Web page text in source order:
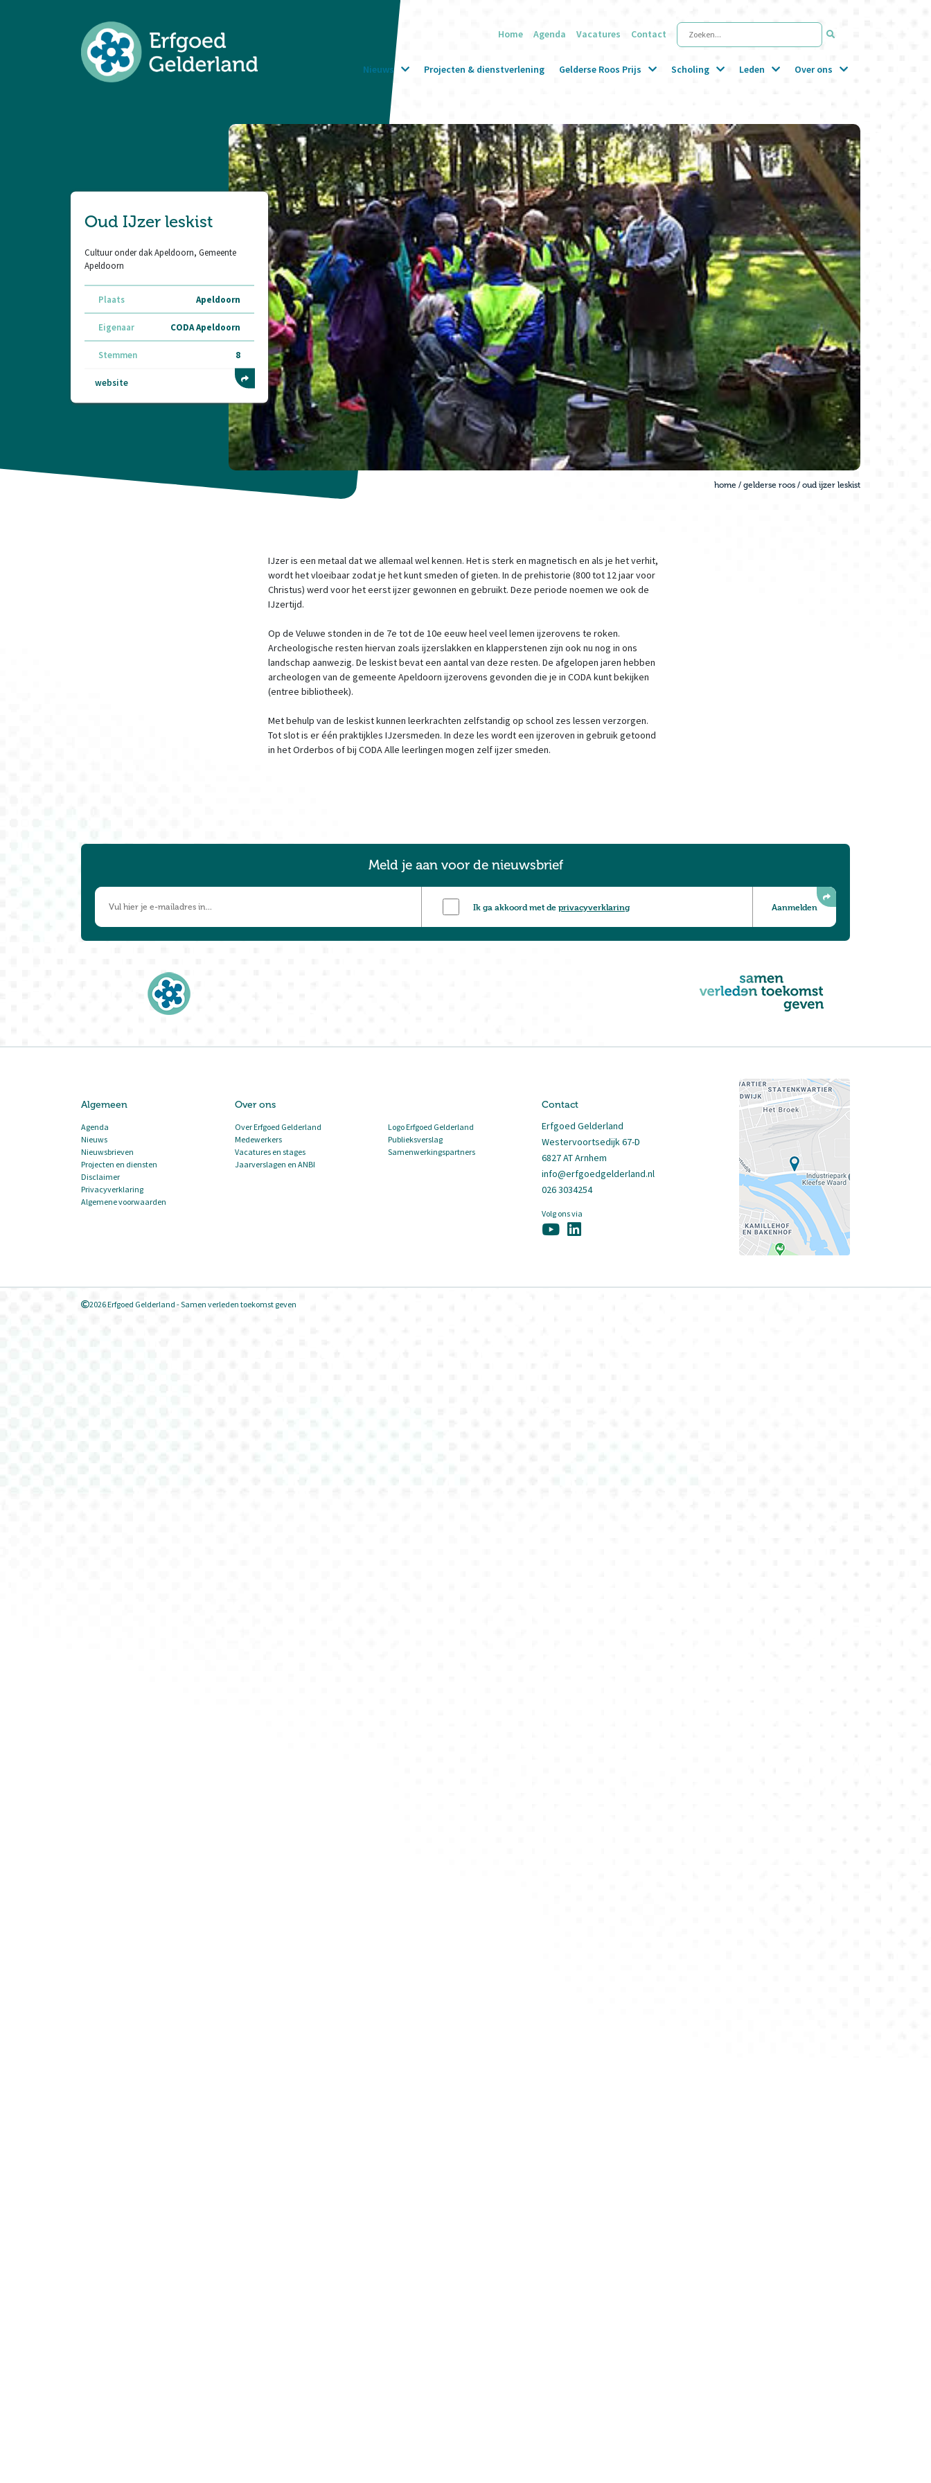
Home Agenda Vacatures Contact Zoeken...
Nieuws Projecten & dienstverlening Gelderse Roos Prijs Scholing Leden Over ons
Oud IJzer leskist
Cultuur onder dak Apeldoorn, Gemeente
Apeldoorn
Plaats Apeldoorn
Eigenaar CODA Apeldoorn
Stemmen 8
website
home / gelderse roos / oud ijzer leskist
IJzer is een metaal dat we allemaal wel kennen. Het is sterk en magnetisch en als je het verhit,
wordt het vloeibaar zodat je het kunt smeden of gieten. In de prehistorie (800 tot 12 jaar voor
Christus) werd voor het eerst ijzer gewonnen en gebruikt. Deze periode noemen we ook de
IJzertijd.
Op de Veluwe stonden in de 7e tot de 10e eeuw heel veel lemen ijzerovens te roken.
Archeologische resten hiervan zoals ijzerslakken en klapperstenen zijn ook nu nog in ons
landschap aanwezig. De leskist bevat een aantal van deze resten. De afgelopen jaren hebben
archeologen van de gemeente Apeldoorn ijzerovens gevonden die je in CODA kunt bekijken
(entree bibliotheek).
Met behulp van de leskist kunnen leerkrachten zelfstandig op school zes lessen verzorgen.
Tot slot is er één praktijkles IJzersmeden. In deze les wordt een ijzeroven in gebruik getoond
in het Orderbos of bij CODA Alle leerlingen mogen zelf ijzer smeden.
Meld je aan voor de nieuwsbrief
Ik ga akkoord met deprivacyverklaring
Algemeen
Agenda
Nieuws
Nieuwsbrieven
Projecten en diensten
Disclaimer
Privacyverklaring
Algemene voorwaarden
Over ons
Over Erfgoed Gelderland
Medewerkers
Vacatures en stages
Jaarverslagen en ANBI
Logo Erfgoed Gelderland
Publieksverslag
Samenwerkingspartners
Contact
Erfgoed Gelderland
Westervoortsedijk 67-D
6827 AT Arnhem
info@erfgoedgelderland.nl
026 3034254
Volg ons via
2026 Erfgoed Gelderland - Samen verleden toekomst geven